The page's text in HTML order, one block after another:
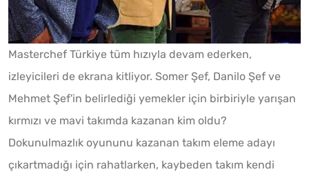
Masterchef Türkiye tüm hızıyla devam ederken,
izleyicileri de ekrana kitliyor. Somer Şef, Danilo Şef ve
Mehmet Şef'in belirlediği yemekler için birbiriyle yarışan
kırmızı ve mavi takımda kazanan kim oldu?
Dokunulmazlık oyununu kazanan takım eleme adayı
çıkartmadığı için rahatlarken, kaybeden takım kendi